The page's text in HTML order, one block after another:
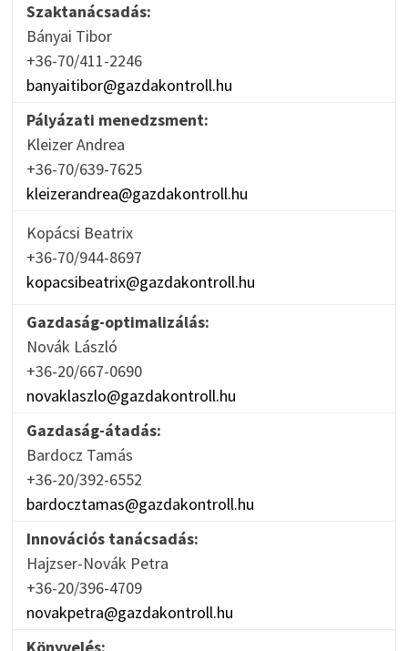
Szaktanácsadás:
Bányai Tibor
+36-70/411-2246
banyaitibor@gazdakontroll.hu
Pályázati menedzsment:
Kleizer Andrea
+36-70/639-7625
kleizerandrea@gazdakontroll.hu
Kopácsi Beatrix
+36-70/944-8697
kopacsibeatrix@gazdakontroll.hu
Gazdaság-optimalizálás:
Novák László
+36-20/667-0690
novaklaszlo@gazdakontroll.hu
Gazdaság-átadás:
Bardocz Tamás
+36-20/392-6552
bardocztamas@gazdakontroll.hu
Innovációs tanácsadás:
Hajzser-Novák Petra
+36-20/396-4709
novakpetra@gazdakontroll.hu